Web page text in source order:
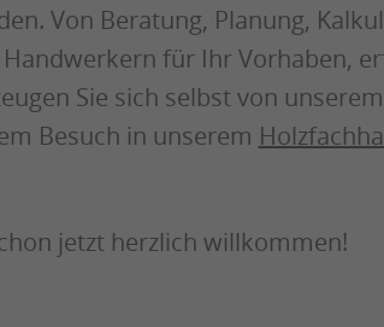
Von Beratung, Planung,
für Ihr Vorhaben,
Sie sich selbst von
Besuch in unserem
jetzt herzlich willkommen!